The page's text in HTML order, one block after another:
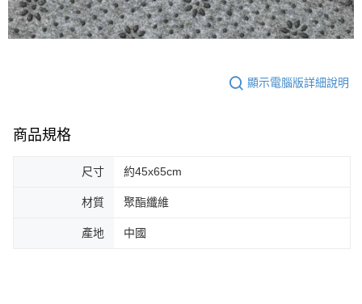
顯示電腦版詳細說明
商品規格
尺寸 約45x65cm
材質 聚酯纖維
產地 中國